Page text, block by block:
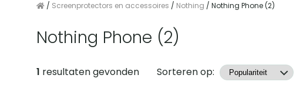
/ Screenprotectors en accessoires / Nothing / Nothing Phone (2)
Nothing Phone (2)
Producten
1 resultaten gevonden Sorteren op: